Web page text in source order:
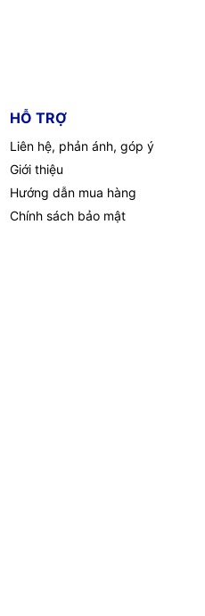
HỖ TRỢ
Liên hệ, phản ánh, góp ý
Giới thiệu
Hướng dẫn mua hàng
Chính sách bảo mật